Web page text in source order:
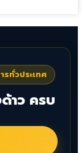
ทั่วประเทศ
าว ครบ